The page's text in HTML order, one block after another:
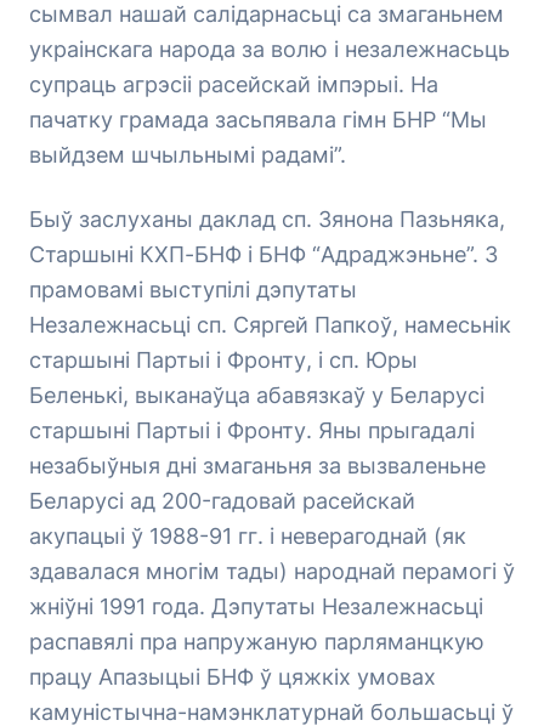
сымвал нашай салідарнасьці са змаганьнем
украінскага народа за волю і незалежнасьць
супраць агрэсіі расейскай імпэрыі. На
пачатку грамада засьпявала гімн БНР “Мы
выйдзем шчыльнымі радамі”.
Быў заслуханы даклад сп. Зянона Пазьняка,
Старшыні КХП-БНФ і БНФ “Адраджэньне”. З
прамовамі выступілі дэпутаты
Незалежнасьці сп. Сяргей Папкоў, намесьнік
старшыні Партыі і Фронту, і сп. Юры
Беленькі, выканаўца абавязкаў у Беларусі
старшыні Партыі і Фронту. Яны прыгадалі
незабыўныя дні змаганьня за вызваленьне
Беларусі ад 200-гадовай расейскай
акупацыі ў 1988-91 гг. і неверагоднай (як
здавалася многім тады) народнай перамогі ў
жніўні 1991 года. Дэпутаты Незалежнасьці
распавялі пра напружаную парляманцкую
працу Апазыцыі БНФ ў цяжкіх умовах
камуністычна-намэнклатурнай большасьці ў